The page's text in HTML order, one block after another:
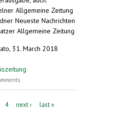
Allgemeine Zeitung
Neueste Nachrichten
Allgemeine Zeitung
31. March 2018
treffen sich zu Ostern in
4 next › last »